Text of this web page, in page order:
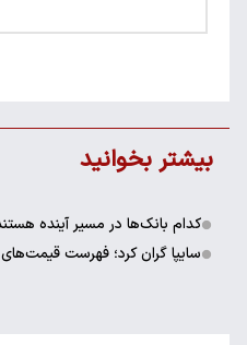
بیشتر بخوانید
کدام بانک‌ها در مسیر آینده
سایپا گران کرد؛ فهرست